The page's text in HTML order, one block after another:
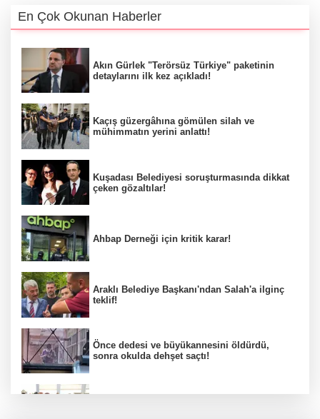
En Çok Okunan Haberler
Akın Gürlek "Terörsüz Türkiye" paketinin
detaylarını ilk kez açıkladı!
Kaçış güzergâhına gömülen silah ve
mühimmatın yerini anlattı!
Kuşadası Belediyesi soruşturmasında dikkat
çeken gözaltılar!
Ahbap Derneği için kritik karar!
Araklı Belediye Başkanı'ndan Salah'a ilginç
teklif!
Önce dedesi ve büyükannesini öldürdü,
sonra okulda dehşet saçtı!